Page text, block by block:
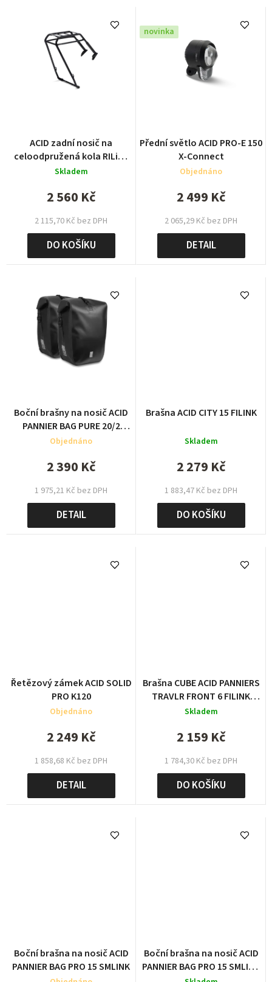
ACID zadní nosič na
celoodpružená kola RILink
Axle Mount
Skladem
2 115,70 Kč bez DPH
2 560 Kč
DO KOŠÍKU
novinka
Přední světlo ACID PRO-E 150
X-Connect
Objednáno
2 065,29 Kč bez DPH
2 499 Kč
DETAIL
Boční brašny na nosič ACID
PANNIER BAG PURE 20/2
CILINK
Objednáno
1 975,21 Kč bez DPH
2 390 Kč
DETAIL
Brašna ACID CITY 15 FILINK
Skladem
1 883,47 Kč bez DPH
2 279 Kč
DO KOŠÍKU
Řetězový zámek ACID SOLID
PRO K120
Objednáno
1 858,68 Kč bez DPH
2 249 Kč
DETAIL
Brašna CUBE ACID PANNIERS
TRAVLR FRONT 6 FILINK
flame´n´black
Skladem
1 784,30 Kč bez DPH
2 159 Kč
DO KOŠÍKU
Boční brašna na nosič ACID
PANNIER BAG PRO 15 SMLINK
Boční brašna na nosič ACID
PANNIER BAG PRO 15 SMLINK